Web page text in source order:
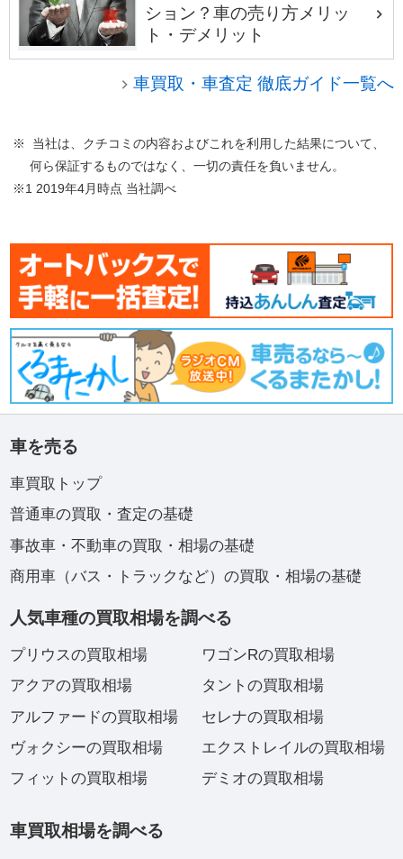
ション？車の売り方メリッ
ト・デメリット
車買取・車査定 徹底ガイド一覧へ
※ 当社は、クチコミの内容およびこれを利用した結果について、
何ら保証するものではなく、一切の責任を負いません。
※1 2019年4月時点 当社調べ
車を売る
車買取トップ
普通車の買取・査定の基礎
事故車・不動車の買取・相場の基礎
商用車（バス・トラックなど）の買取・相場の基礎
人気車種の買取相場を調べる
プリウスの買取相場
アクアの買取相場
アルファードの買取相場
ヴォクシーの買取相場
フィットの買取相場
ワゴンRの買取相場
タントの買取相場
セレナの買取相場
エクストレイルの買取相場
デミオの買取相場
車買取相場を調べる